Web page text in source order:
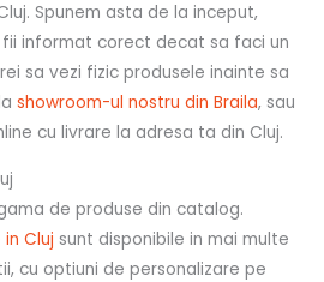
Spunem asta de la inceput,
informat corect decat sa faci un
sa vezi fizic produsele inainte sa
showroom-ul nostru din Braila, sau
cu livrare la adresa ta din Cluj.
de produse din catalog.
Cluj sunt disponibile in mai multe
cu optiuni de personalizare pe